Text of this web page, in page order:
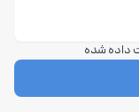
داده شده